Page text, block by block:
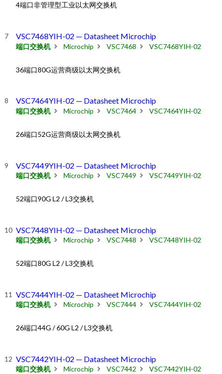
4端口非管理型工业以太网交换机
VSC7468YIH-02 — Datasheet Microchip
端口交换机 Microchip VSC7468 VSC7468YIH-02
36端口80G运营商级以太网交换机
VSC7464YIH-02 — Datasheet Microchip
端口交换机 Microchip VSC7464 VSC7464YIH-02
26端口52G运营商级以太网交换机
VSC7449YIH-02 — Datasheet Microchip
端口交换机 Microchip VSC7449 VSC7449YIH-02
52端口90G L2 / L3交换机
VSC7448YIH-02 — Datasheet Microchip
端口交换机 Microchip VSC7448 VSC7448YIH-02
52端口80G L2 / L3交换机
VSC7444YIH-02 — Datasheet Microchip
端口交换机 Microchip VSC7444 VSC7444YIH-02
26端口44G / 60G L2 / L3交换机
VSC7442YIH-02 — Datasheet Microchip
端口交换机 Microchip VSC7442 VSC7442YIH-02